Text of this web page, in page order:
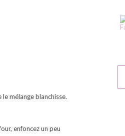
mélange blanchisse.
enfoncez un peu